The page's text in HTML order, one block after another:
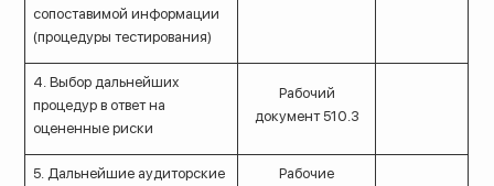
сопоставимой информации
(процедуры тестирования)
4. Выбор дальнейших
процедур в ответ на
оцененные риски
Рабочий
документ 510.3
5. Дальнейшие аудиторские
Рабочие